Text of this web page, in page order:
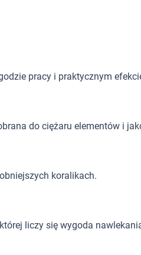
pracy i praktycznym
do ciężaru elementów i
koralikach.
liczy się wygoda